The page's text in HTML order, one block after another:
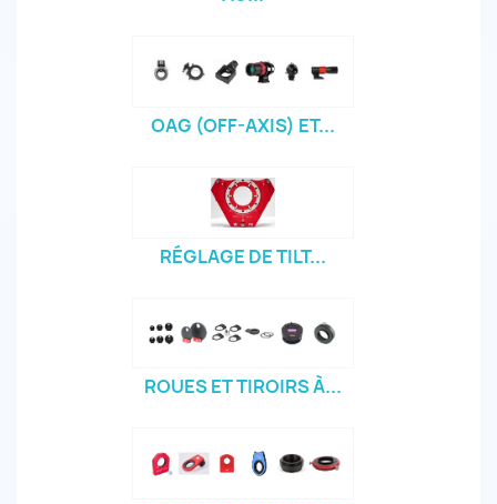
OAG (OFF-AXIS) ET...
RÉGLAGE DE TILT...
ROUES ET TIROIRS À...